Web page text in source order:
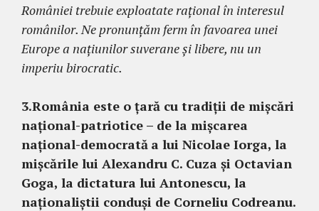
României trebuie exploatate rațional în interesul
românilor. Ne pronunțăm ferm în favoarea unei
Europe a națiunilor suverane și libere, nu un
imperiu birocratic.
3.România este o țară cu tradiții de mișcări
național-patriotice – de la mișcarea
național-democrată a lui Nicolae Iorga, la
mișcările lui Alexandru C. Cuza și Octavian
Goga, la dictatura lui Antonescu, la
naționaliștii conduși de Corneliu Codreanu.